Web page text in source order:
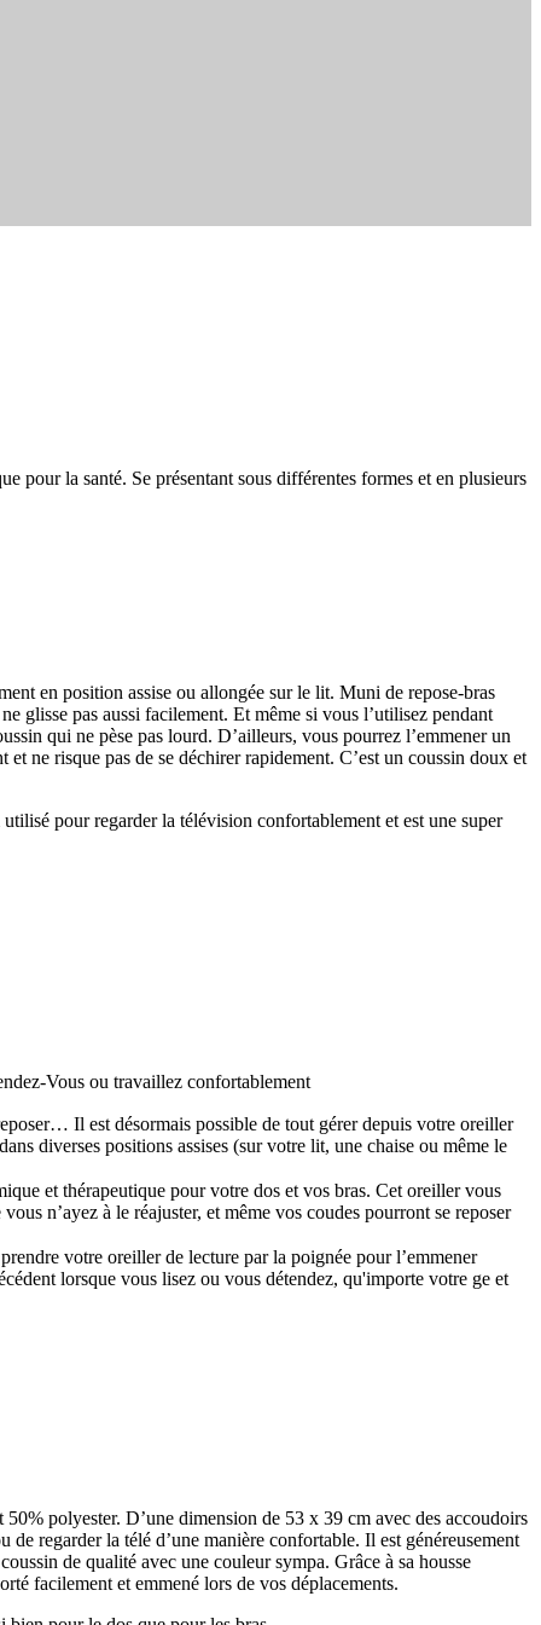
pour la santé. Se présentant sous différentes formes et en plusieurs
en position assise ou allongée sur le lit. Muni de repose-bras
glisse pas aussi facilement. Et même si vous l’utilisez pendant
qui ne pèse pas lourd. D’ailleurs, vous pourrez l’emmener un
ne risque pas de se déchirer rapidement. C’est un coussin doux et
pour regarder la télévision confortablement et est une super
Vous ou travaillez confortablement
Il est désormais possible de tout gérer depuis votre oreiller
diverses positions assises (sur votre lit, une chaise ou même le
et thérapeutique pour votre dos et vos bras. Cet oreiller vous
n’ayez à le réajuster, et même vos coudes pourront se reposer
votre oreiller de lecture par la poignée pour l’emmener
lorsque vous lisez ou vous détendez, qu'importe votre ge et
polyester. D’une dimension de 53 x 39 cm avec des accoudoirs
regarder la télé d’une manière confortable. Il est généreusement
de qualité avec une couleur sympa. Grâce à sa housse
facilement et emmené lors de vos déplacements.